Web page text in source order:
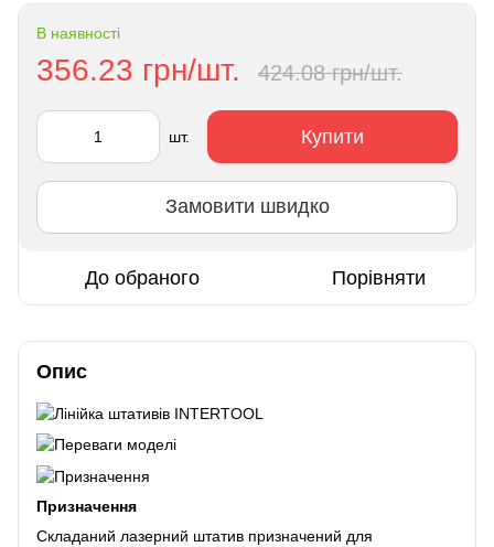
В наявності
356.23 грн/шт. 424.08 грн/шт.
шт. Купити
Замовити швидко
До обраного Порівняти
Опис
Призначення
Складаний лазерний штатив призначений для